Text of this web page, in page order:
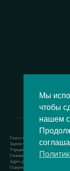
Газета муниципального округа
Зарегистрировано
Учредитель — аппарат Совета
Главный редактор — Кочерёжкин
Адрес редакции: 105077, г.
Содержит материал возрастной
Мы
чтобы
нашем